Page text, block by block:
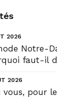
2026
Notre-
faut-il
2026
vous, pour